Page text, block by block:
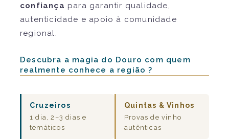
confiança para garantir qualidade,
autenticidade e apoio à comunidade
regional.
Descubra a magia do Douro com quem
realmente conhece a região ?
Cruzeiros
1 dia, 2–3 dias e
temáticos
Quintas & Vinhos
Provas de vinho
autênticas